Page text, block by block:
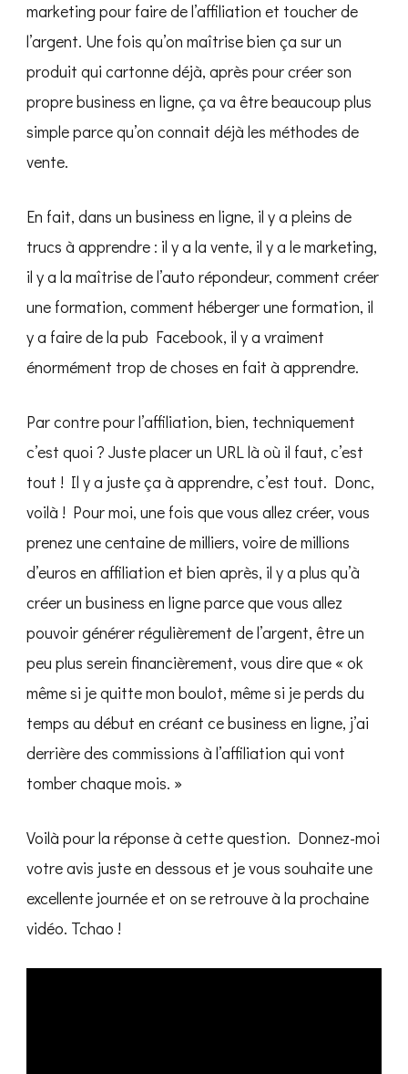
marketing pour faire de l’affiliation et toucher de
l’argent. Une fois qu’on maîtrise bien ça sur un
produit qui cartonne déjà, après pour créer son
propre business en ligne, ça va être beaucoup plus
simple parce qu’on connait déjà les méthodes de
vente.
En fait, dans un business en ligne, il y a pleins de
trucs à apprendre : il y a la vente, il y a le marketing,
il y a la maîtrise de l’auto répondeur, comment créer
une formation, comment héberger une formation, il
y a faire de la pub Facebook, il y a vraiment
énormément trop de choses en fait à apprendre.
Par contre pour l’affiliation, bien, techniquement
c’est quoi ? Juste placer un URL là où il faut, c’est
tout ! Il y a juste ça à apprendre, c’est tout. Donc,
voilà ! Pour moi, une fois que vous allez créer, vous
prenez une centaine de milliers, voire de millions
d’euros en affiliation et bien après, il y a plus qu’à
créer un business en ligne parce que vous allez
pouvoir générer régulièrement de l’argent, être un
peu plus serein financièrement, vous dire que « ok
même si je quitte mon boulot, même si je perds du
temps au début en créant ce business en ligne, j’ai
derrière des commissions à l’affiliation qui vont
tomber chaque mois. »
Voilà pour la réponse à cette question. Donnez-moi
votre avis juste en dessous et je vous souhaite une
excellente journée et on se retrouve à la prochaine
vidéo. Tchao !